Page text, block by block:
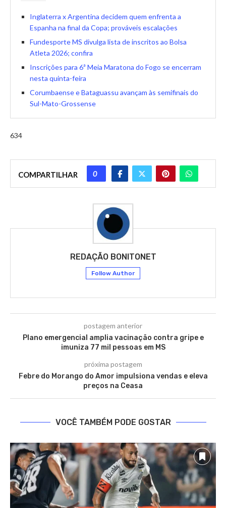
Inglaterra x Argentina decidem quem enfrenta a
Espanha na final da Copa; prováveis escalações
Fundesporte MS divulga lista de inscritos ao Bolsa
Atleta 2026; confira
Inscrições para 6ª Meia Maratona do Fogo se encerram
nesta quinta-feira
Corumbaense e Bataguassu avançam às semifinais do
Sul-Mato-Grossense
634
COMPARTILHAR 0
REDAÇÃO BONITONET
Follow Author
postagem anterior
Plano emergencial amplia vacinação contra gripe e
imuniza 77 mil pessoas em MS
próxima postagem
Febre do Morango do Amor impulsiona vendas e eleva
preços na Ceasa
VOCÊ TAMBÉM PODE GOSTAR